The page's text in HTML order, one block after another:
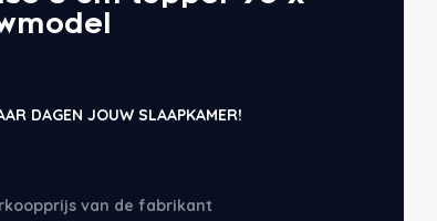
DAGEN JOUW SLAAPKAMER!
van de fabrikant